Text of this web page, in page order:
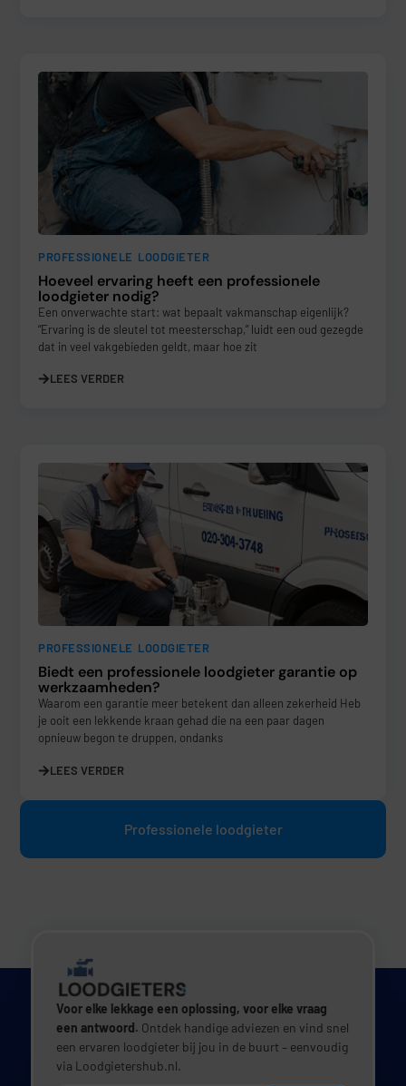
PROFESSIONELE LOODGIETER
Hoeveel ervaring heeft een professionele
loodgieter nodig?
Een onverwachte start: wat bepaalt vakmanschap eigenlijk?
“Ervaring is de sleutel tot meesterschap,” luidt een oud gezegde
dat in veel vakgebieden geldt, maar hoe zit
LEES VERDER
PROFESSIONELE LOODGIETER
Biedt een professionele loodgieter garantie op
werkzaamheden?
Waarom een garantie meer betekent dan alleen zekerheid Heb
je ooit een lekkende kraan gehad die na een paar dagen
opnieuw begon te druppen, ondanks
LEES VERDER
Professionele loodgieter
Voor elke lekkage een oplossing, voor elke vraag
een antwoord. Ontdek handige adviezen en vind snel
een ervaren loodgieter bij jou in de buurt – eenvoudig
via Loodgietershub.nl.